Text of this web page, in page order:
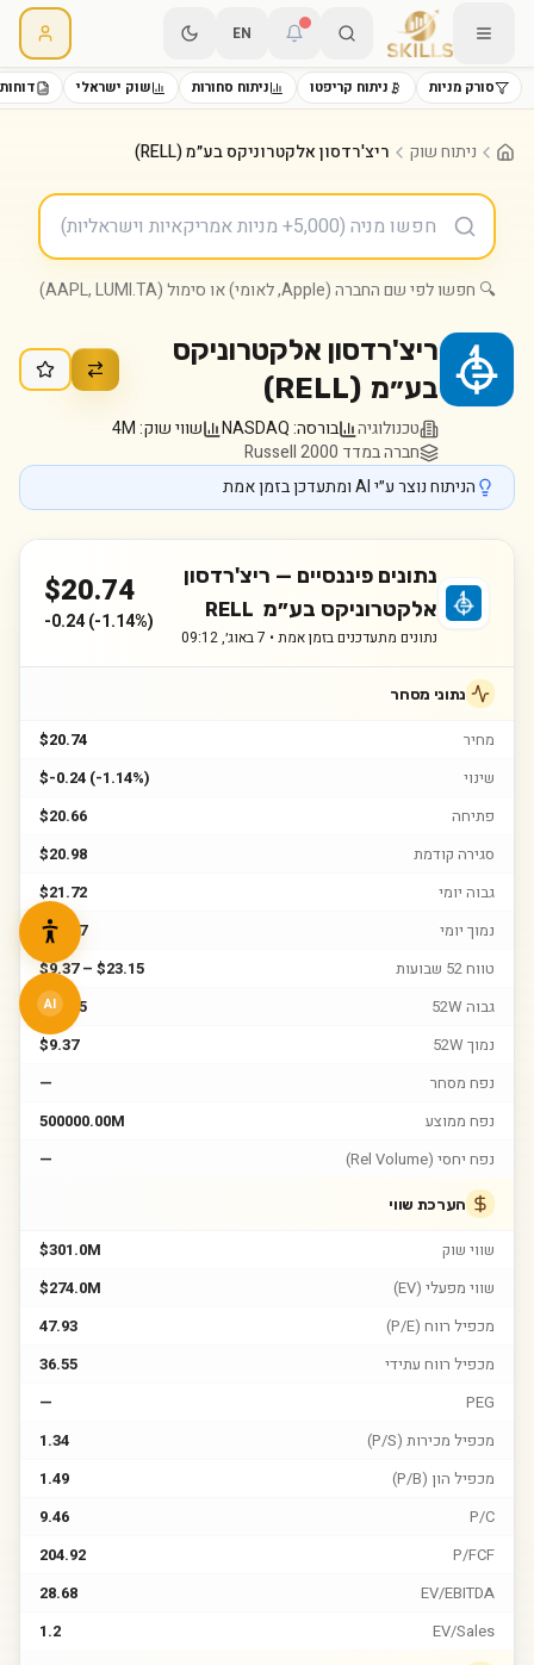
EN
סורק מניות ניתוח קריפטו ניתוח סחורות שוק ישראלי
ניתוח שוק ריצ'רדסון אלקטרוניקס בע״מ (RELL)
🔍 חפשו לפי שם החברה (Apple, לאומי) או סימול (AAPL, LUMI.TA)
ריצ'רדסון אלקטרוניקס
בע״מ (
RELL
)
טכנולוגיה בורסה:NASDAQ שווי שוק:4M
חברה במדד Russell 2000
הניתוח נוצר ע״י AI ומתעדכן בזמן אמת
נתונים פיננסיים — ריצ'רדסון
אלקטרוניקס בע״מ RELL
נתונים מתעדכנים בזמן אמת • 7 באוג׳, 09:12
$20.74
-0.24(-1.14%)
נתוני מסחר
מחיר
$20.74
שינוי
$-0.24 (-1.14%)
פתיחה
$20.66
סגירה קודמת
$20.98
גבוה יומי
$21.72
נמוך יומי
$20.37
טווח 52 שבועות
$9.37 – $23.15
גבוה 52W
$23.15
נמוך 52W
$9.37
נפח מסחר
—
נפח ממוצע
500000.00M
נפח יחסי (Rel Volume)
—
הערכת שווי
שווי שוק
$301.0M
שווי מפעלי (EV)
$274.0M
מכפיל רווח (P/E)
47.93
מכפיל רווח עתידי
36.55
PEG
—
מכפיל מכירות (P/S)
1.34
מכפיל הון (P/B)
1.49
P/C
9.46
P/FCF
204.92
EV/EBITDA
28.68
EV/Sales
1.2
AI